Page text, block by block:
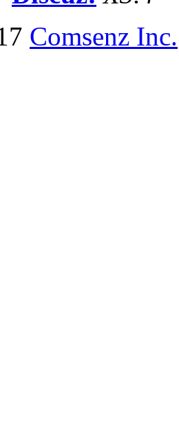
Comsenz Inc.